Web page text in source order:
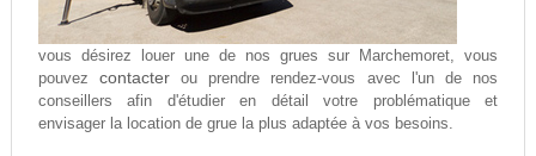
vous désirez louer une de nos grues sur Marchemoret, vous
pouvezcontacter ou prendre rendez-vous avec l'un de nos
conseillers afin d'étudier en détail votre problématique et
envisager la location de grue la plus adaptée à vos besoins.